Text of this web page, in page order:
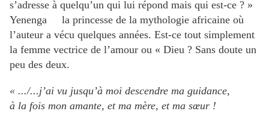
s’adresse à quelqu’un qui lui répond mais qui est-ce ? »
Yenenga la princesse de la mythologie africaine où
l’auteur a vécu quelques années. Est-ce tout simplement
la femme vectrice de l’amour ou « Dieu ? Sans doute un
peu des deux.
« .../...j’ai vu jusqu’à moi descendre ma guidance,
à la fois mon amante, et ma mère, et ma sœur !